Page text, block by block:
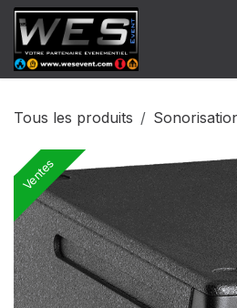
Se rendre au contenu
Tous les produits
Ventes